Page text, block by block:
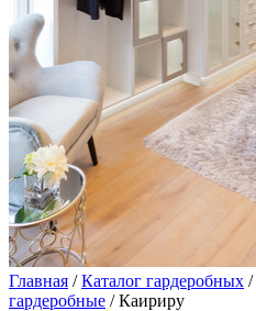
Главная /Каталог гардеробных /
гардеробные / Каириру